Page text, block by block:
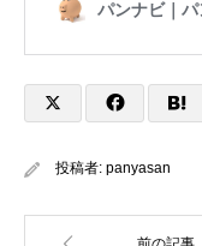
投稿者: panyasan